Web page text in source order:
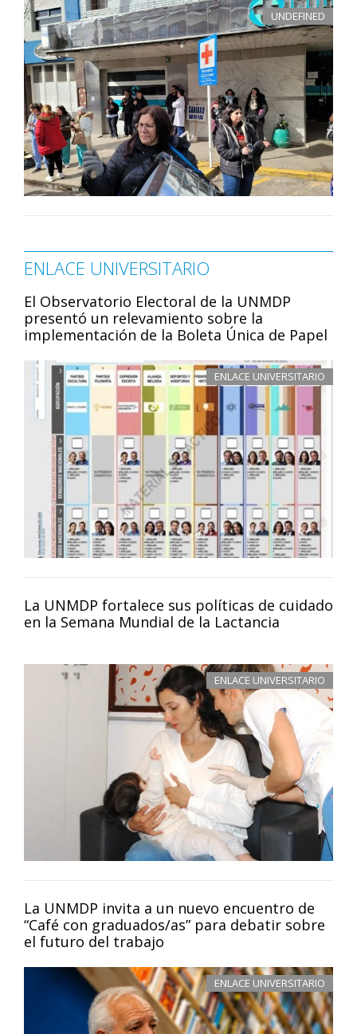
UNDEFINED
ENLACE UNIVERSITARIO
El Observatorio Electoral de la UNMDP
presentó un relevamiento sobre la
implementación de la Boleta Única de Papel
ENLACE UNIVERSITARIO
La UNMDP fortalece sus políticas de cuidado
en la Semana Mundial de la Lactancia
ENLACE UNIVERSITARIO
La UNMDP invita a un nuevo encuentro de
“Café con graduados/as” para debatir sobre
el futuro del trabajo
ENLACE UNIVERSITARIO